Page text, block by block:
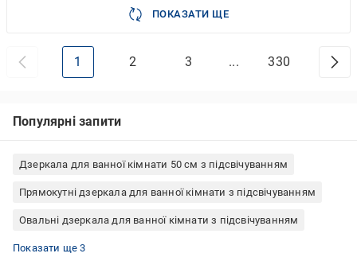
ПОКАЗАТИ ЩЕ
1 2 3 ... 330
Популярні запити
Дзеркала для ванної кімнати 50 см з підсвічуванням
Прямокутні дзеркала для ванної кімнати з підсвічуванням
Овальні дзеркала для ванної кімнати з підсвічуванням
Дзеркальна шафа 50 см
Дзеркала для ванної кімнати 70 см з підсвічуванням
Дзеркальна шафа з підсвічуванням
Показати ще 3